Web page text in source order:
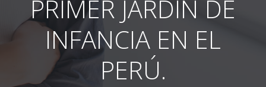
PRIMER JARDÍN DE
INFANCIA EN EL
PERÚ.